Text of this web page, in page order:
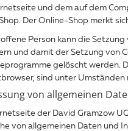
und dem auf dem
Der Online-Shop merkt
Person kann die
und damit der Setzung von
gelöscht werden.
sind unter
von allgemeinen
der David Gramzow
von allgemeinen Daten und